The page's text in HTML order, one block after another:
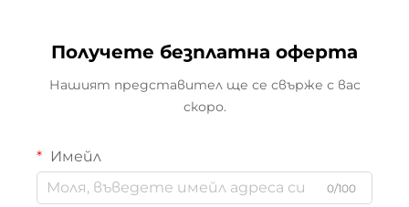
Получете безплатна оферта
Нашият представител ще се свърже с вас
скоро.
Имейл
0/100